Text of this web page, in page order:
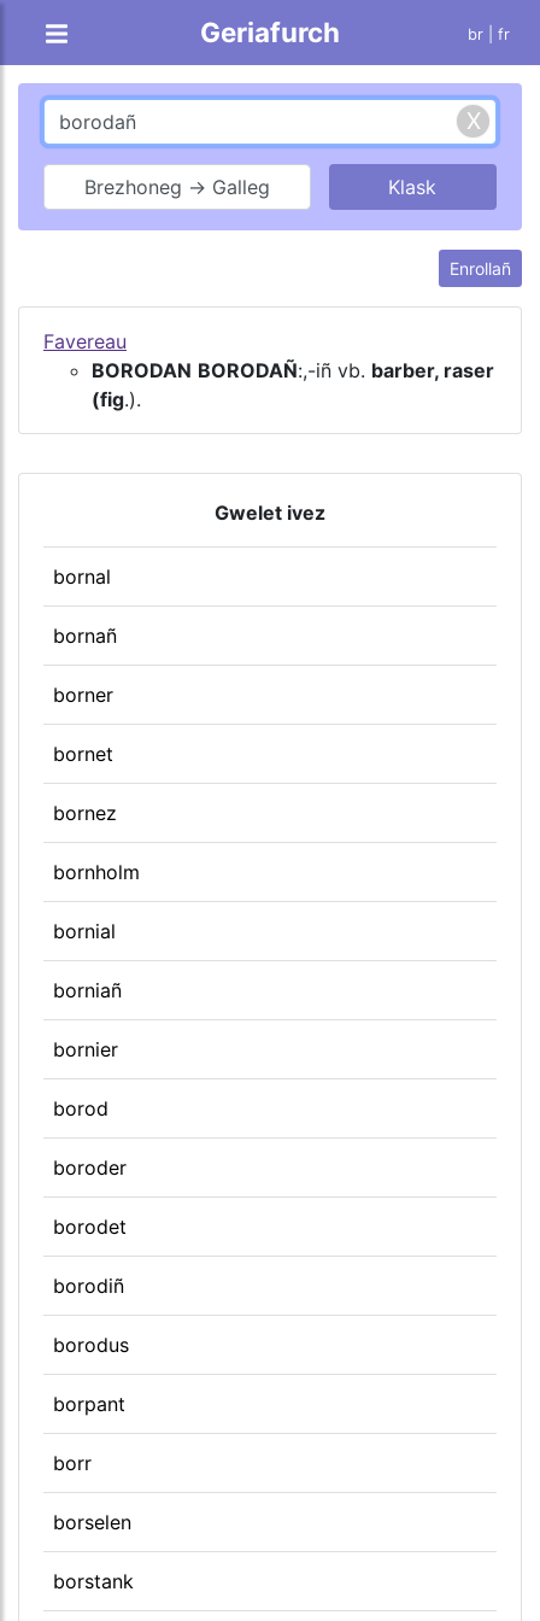
Geriafurch br | fr
Brezhoneg → Galleg
Enrollañ
Favereau
BORODAN BORODAÑ:,-iñ vb. barber, raser
(fig.).
Gwelet ivez
bornal
bornañ
borner
bornet
bornez
bornholm
bornial
borniañ
bornier
borod
boroder
borodet
borodiñ
borodus
borpant
borr
borselen
borstank